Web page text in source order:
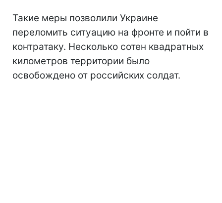
Такие меры позволили Украине
переломить ситуацию на фронте и пойти в
контратаку. Несколько сотен квадратных
километров территории было
освобождено от российских солдат.